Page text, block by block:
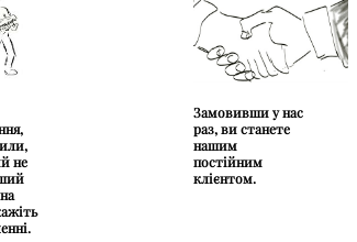
не
Замовивши у нас
раз, ви станете
нашим
постійним
клієнтом.